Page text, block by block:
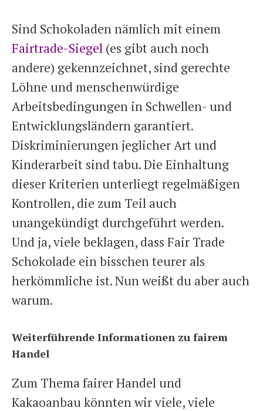
Sind Schokoladen nämlich mit einem
Fairtrade-Siegel (es gibt auch noch
andere) gekennzeichnet, sind gerechte
Löhne und menschenwürdige
Arbeitsbedingungen in Schwellen- und
Entwicklungsländern garantiert.
Diskriminierungen jeglicher Art und
Kinderarbeit sind tabu. Die Einhaltung
dieser Kriterien unterliegt regelmäßigen
Kontrollen, die zum Teil auch
unangekündigt durchgeführt werden.
Und ja, viele beklagen, dass Fair Trade
Schokolade ein bisschen teurer als
herkömmliche ist. Nun weißt du aber auch
warum.
Weiterführende Informationen zu fairem
Handel
Zum Thema fairer Handel und
Kakaoanbau könnten wir viele, viele